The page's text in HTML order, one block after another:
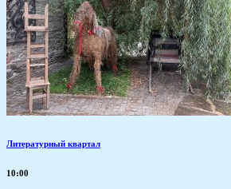
Литературный квартал
10:00